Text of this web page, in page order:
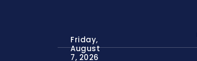
Friday,
August
7, 2026